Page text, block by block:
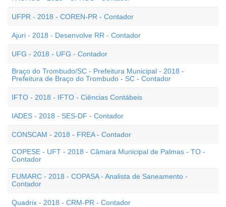
UFPR - 2018 - COREN-PR - Contador
Ajuri - 2018 - Desenvolve RR - Contador
UFG - 2018 - UFG - Contador
Braço do Trombudo/SC - Prefeitura Municipal - 2018 -
Prefeitura de Braço do Trombudo - SC - Contador
IFTO - 2018 - IFTO - Ciências Contábeis
IADES - 2018 - SES-DF - Contador
CONSCAM - 2018 - FREA - Contador
COPESE - UFT - 2018 - Câmara Municipal de Palmas - TO -
Contador
FUMARC - 2018 - COPASA - Analista de Saneamento -
Contador
Quadrix - 2018 - CRM-PR - Contador